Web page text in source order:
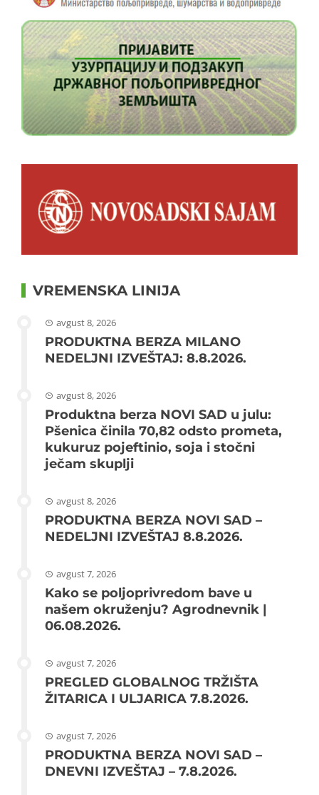
VREMENSKA LINIJA
avgust 8, 2026
PRODUKTNA BERZA MILANO
NEDELJNI IZVEŠTAJ: 8.8.2026.
avgust 8, 2026
Produktna berza NOVI SAD u julu:
Pšenica činila 70,82 odsto prometa,
kukuruz pojeftinio, soja i stočni
ječam skuplji
avgust 8, 2026
PRODUKTNA BERZA NOVI SAD –
NEDELJNI IZVEŠTAJ 8.8.2026.
avgust 7, 2026
Kako se poljoprivredom bave u
našem okruženju? Agrodnevnik |
06.08.2026.
avgust 7, 2026
PREGLED GLOBALNOG TRŽIŠTA
ŽITARICA I ULJARICA 7.8.2026.
avgust 7, 2026
PRODUKTNA BERZA NOVI SAD –
DNEVNI IZVEŠTAJ – 7.8.2026.